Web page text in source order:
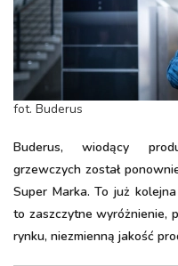
fot. Buderus
Buderus, wiodący
grzewczych został
Super Marka. To już
to zaszczytne wyróżnienie,
rynku, niezmienną jakość